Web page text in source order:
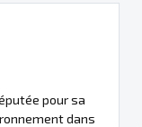
pour sa
dans